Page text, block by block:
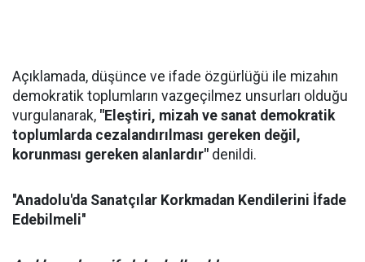
Açıklamada, düşünce ve ifade özgürlüğü ile mizahın
demokratik toplumların vazgeçilmez unsurları olduğu
vurgulanarak, "Eleştiri, mizah ve sanat demokratik
toplumlarda cezalandırılması gereken değil,
korunması gereken alanlardır" denildi.
''Anadolu'da Sanatçılar Korkmadan Kendilerini İfade
Edebilmeli''